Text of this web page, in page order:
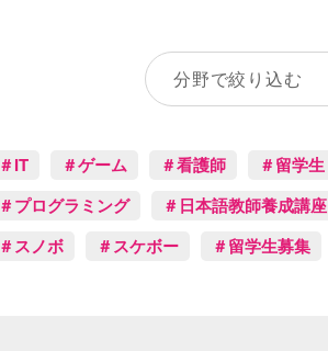
分野で絞り込む
＃IT ＃ゲーム ＃看護師 ＃留学生
＃プログラミング
＃日本語教師養成講座
＃スノボ
＃スケボー ＃留学生募集